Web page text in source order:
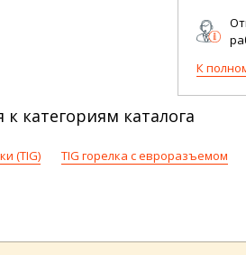
К
категориям каталога
(TIG) TIG горелка с евроразъемом